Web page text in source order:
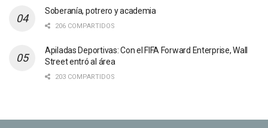
Soberanía, potrero y academia
206 COMPARTIDOS
Apiladas Deportivas: Con el FIFA Forward Enterprise, Wall
Street entró al área
203 COMPARTIDOS